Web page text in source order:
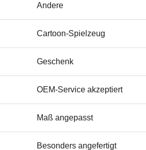
Andere
Cartoon-Spielzeug
Geschenk
OEM-Service akzeptiert
Maß angepasst
Besonders angefertigt